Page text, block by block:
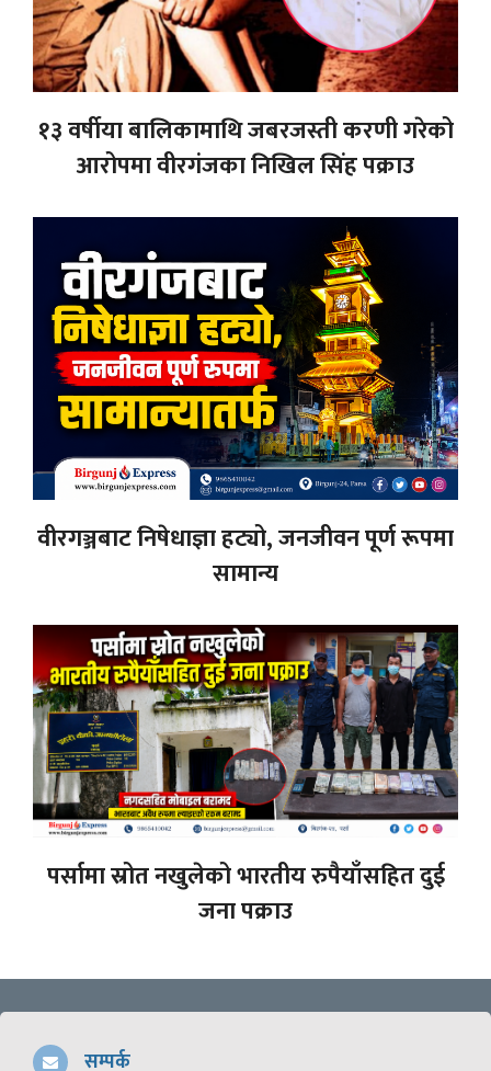
१३ वर्षीया बालिकामाथि जबरजस्ती करणी गरेको
आरोपमा वीरगंजका निखिल सिंह पक्राउ
वीरगञ्जबाट निषेधाज्ञा हट्यो, जनजीवन पूर्ण रूपमा
सामान्य
पर्सामा स्रोत नखुलेको भारतीय रुपैयाँसहित दुई
जना पक्राउ
सम्पर्क